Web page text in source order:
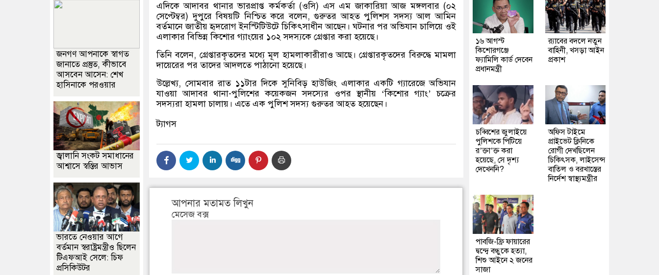
এদিকে আদাবর থানার ভারপ্রাপ্ত কর্মকর্তা (ওসি) এস এম জাকারিয়া আজ মঙ্গলবার (০২
সেপ্টেম্বর) দুপুরে বিষয়টি নিশ্চিত করে বলেন, গুরুতর আহত পুলিশস সদস্য আল আমিন
বর্তমানে জাতীয় হৃদরোগ ইনস্টিটিউটে চিকিৎসাধীন আছেন। ঘটনার পর অভিযান চালিয়ে ওই
এলাকার বিভিন্ন কিশোর গ্যাংয়ের ১০২ সদস্যকে গ্রেপ্তার করা হয়েছে।
তিনি বলেন, গ্রেপ্তারকৃতদের মধ্যে মূল হামলাকারীরাও আছে। গ্রেপ্তারকৃতদের বিরুদ্ধে মামলা
দায়েরের পর তাদের আদলতে পাঠানো হয়েছে।
উল্লেখ্য, সোমবার রাত ১১টার দিকে সুনিবিড় হাউজিং এলাকার একটি গ্যারেজে অভিযান
যাওয়া আদাবর থানা-পুলিশের কয়েকজন সদস্যের ওপর স্থানীয় ‘কিশোর গ্যাং’ চক্রের
সদস্যরা হামলা চালায়। এতে এক পুলিশ সদস্য গুরুতর আহত হয়েছেন।
ট্যাগস
আপনার মতামত লিখুন
মেসেজ বক্স
জনগণ আপনাকে স্বাগত
জানাতে প্রস্তুত, কীভাবে
আসবেন আসেন: শেখ
হাসিনাকে পরওয়ার
জ্বালানি সংকট সমাধানের
আশ্বাসে স্বস্তির আভাস
ভারতে নেওয়ার আগে
বর্তমান স্বরাষ্ট্রমন্ত্রীও ছিলেন
টিএফআই সেলে: চিফ
প্রসিকিউটর
১৬ আগস্ট
কিশোরগঞ্জে
ফ্যামিলি কার্ড দেবেন
প্রধানমন্ত্রী
র‍্যাবের বদলে নতুন
বাহিনী, খসড়া আইন
প্রকাশ
চব্বিশের জুলাইয়ে
পুলিশকে পিটিয়ে
র’ক্তা’ক্ত করা
হয়েছে, সে দৃশ্য
দেখেননি?
অফিস টাইমে
প্রাইভেট ক্লিনিকে
রোগী দেখছিলেন
চিকিৎসক, লাইসেন্স
বাতিল ও বরখাস্তের
নির্দেশ স্বাস্থ্যমন্ত্রীর
পাবজি-ফ্রি ফায়ারের
দ্বন্দ্বে বন্ধুকে হত্যা,
শিশু আইনে ২ জনের
সাজা